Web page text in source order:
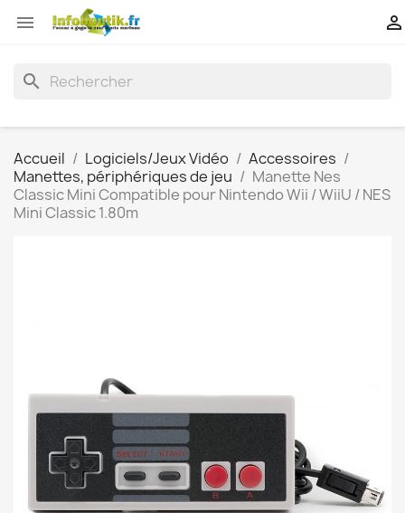
 
search
Accueil Logiciels/Jeux Vidéo
Accessoires
Manettes, périphériques de jeu
Manette Nes
Classic Mini Compatible pour Nintendo Wii / WiiU / NES
Mini Classic 1.80m